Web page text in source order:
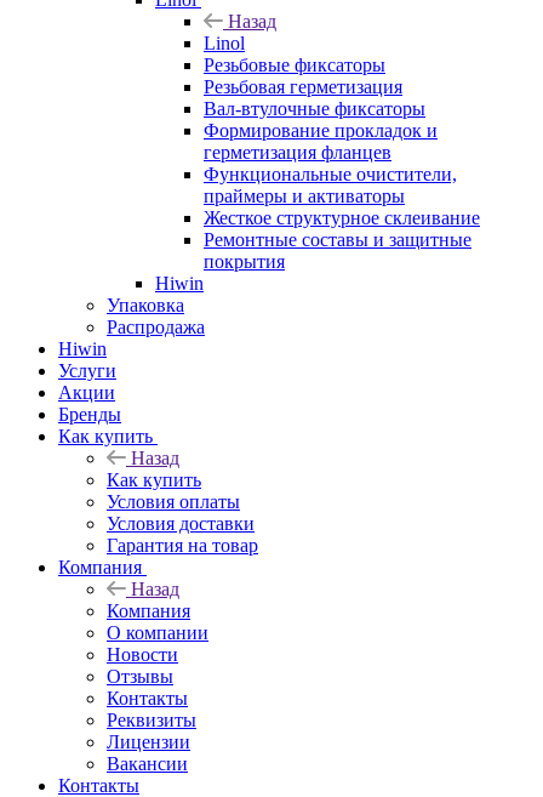
Назад
Linol
Резьбовые фиксаторы
Резьбовая герметизация
Вал-втулочные фиксаторы
Формирование прокладок и
герметизация фланцев
Функциональные очистители,
праймеры и активаторы
Жесткое структурное склеивание
Ремонтные составы и защитные
покрытия
Hiwin
Упаковка
Распродажа
Hiwin
Услуги
Акции
Бренды
Как купить
Назад
Как купить
Условия оплаты
Условия доставки
Гарантия на товар
Компания
Назад
Компания
О компании
Новости
Отзывы
Контакты
Реквизиты
Лицензии
Вакансии
Контакты